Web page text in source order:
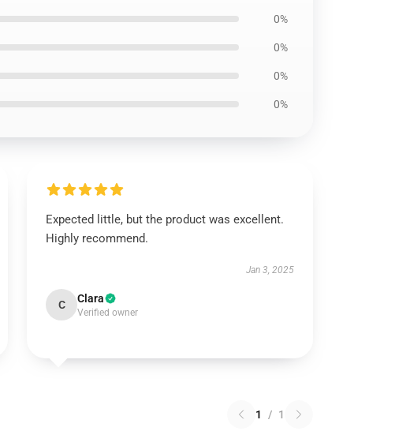
0%
0%
0%
0%
Expected little, but the product was excellent.
Highly recommend.
Jan 3, 2025
C Clara
Verified owner
1 / 1